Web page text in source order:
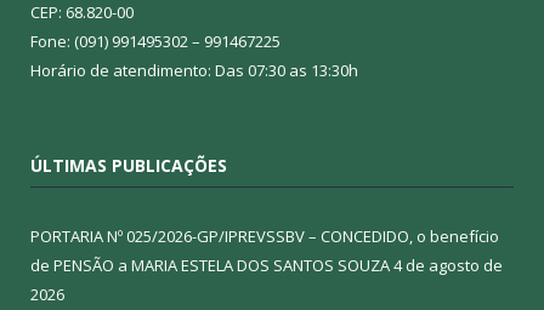
CEP: 68.820-00
Fone: (091) 991495302 – 991467225
Horário de atendimento: Das 07:30 as 13:30h
ÚLTIMAS PUBLICAÇÕES
PORTARIA Nº 025/2026-GP/IPREVSSBV – CONCEDIDO, o benefício
de PENSÃO a MARIA ESTELA DOS SANTOS SOUZA4 de agosto de
2026